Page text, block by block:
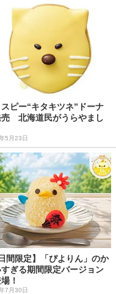
ピー“キタキツネ”ドーナ
売 北海道民がうらやまし
5月23日
日間限定】「ぴよりん」のか
ぎる期間限定バージョン
！
7月30日